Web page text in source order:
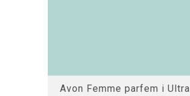
Avon Femme parfem i Ultra